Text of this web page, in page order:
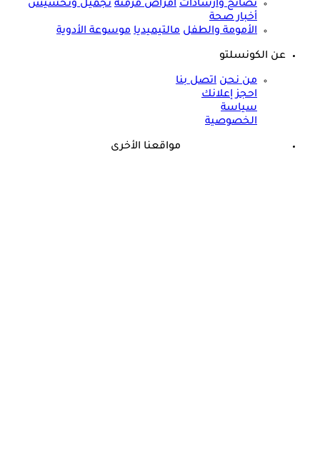
نصائح وارشادات أمراض مزمنة تجميل وتخسيس
أخبار صحة
الأمومة والطفل مالتيميديا موسوعة الأدوية
عن الكونسلتو
من نحن اتصل بنا
احجز إعلانك
سياسة
الخصوصية
مواقعنا الأخرى